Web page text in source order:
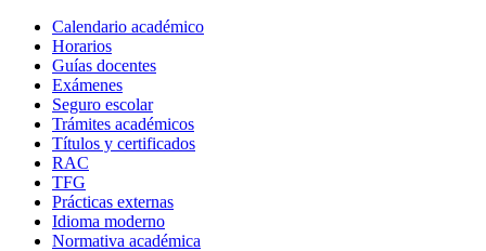
Calendario académico
Horarios
Guías docentes
Exámenes
Seguro escolar
Trámites académicos
Títulos y certificados
RAC
TFG
Prácticas externas
Idioma moderno
Normativa académica